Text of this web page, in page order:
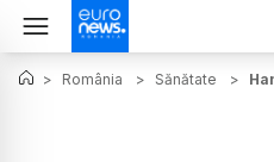
> România > Sănătate >